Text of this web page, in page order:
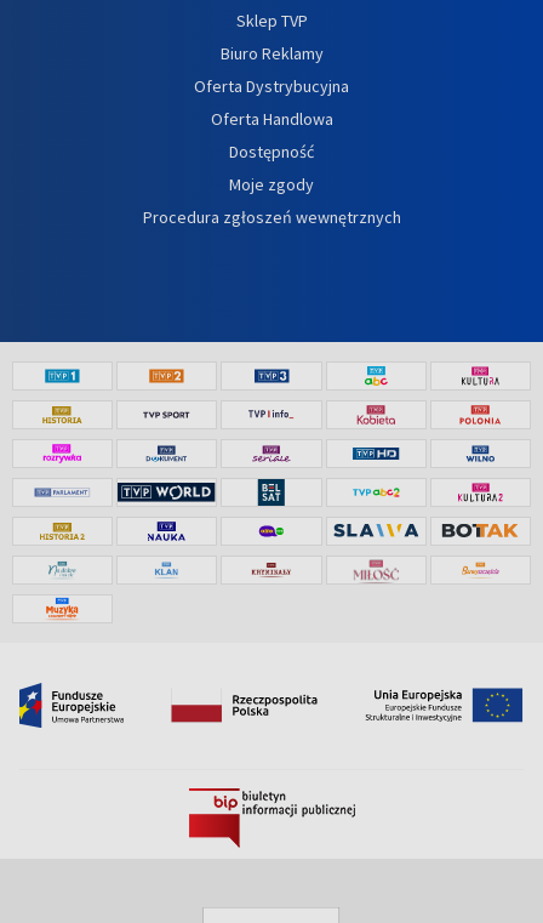
Sklep TVP
Biuro Reklamy
Oferta Dystrybucyjna
Oferta Handlowa
Dostępność
Moje zgody
Procedura zgłoszeń wewnętrznych